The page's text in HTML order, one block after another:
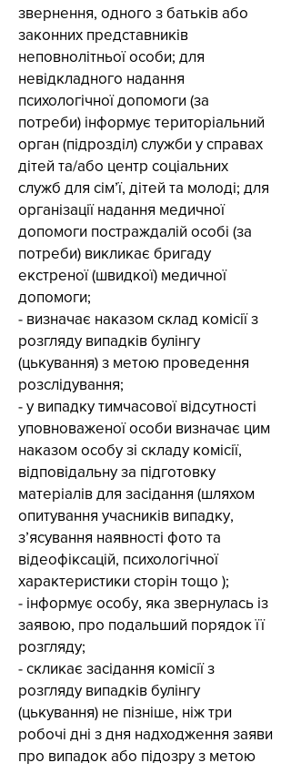
звернення, одного з батьків або
законних представників
неповнолітньої особи; для
невідкладного надання
психологічної допомоги (за
потреби) інформує територіальний
орган (підрозділ) служби у справах
дітей та/або центр соціальних
служб для сім’ї, дітей та молоді; для
організації надання медичної
допомоги постраждалій особі (за
потреби) викликає бригаду
екстреної (швидкої) медичної
допомоги;
- визначає наказом склад комісії з
розгляду випадків булінгу
(цькування) з метою проведення
розслідування;
- у випадку тимчасової відсутності
уповноваженої особи визначає цим
наказом особу зі складу комісії,
відповідальну за підготовку
матеріалів для засідання (шляхом
опитування учасників випадку,
з’ясування наявності фото та
відеофіксацій, психологічної
характеристики сторін тощо );
- інформує особу, яка звернулась із
заявою, про подальший порядок її
розгляду;
- скликає засідання комісії з
розгляду випадків булінгу
(цькування) не пізніше, ніж три
робочі дні з дня надходження заяви
про випадок або підозру з метою